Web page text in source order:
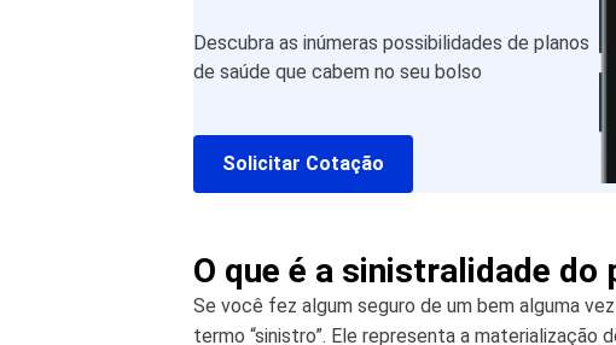
Descubra as inúmeras possibilidades de planos
de saúde que cabem no seu bolso
Solicitar Cotação
O que é a sinistralidade do
Se você fez algum seguro de um bem alguma
termo “sinistro”. Ele representa a materialização